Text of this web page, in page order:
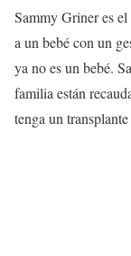
Sammy Griner es
a un bebé con un
ya no es un bebé.
familia están
tenga un